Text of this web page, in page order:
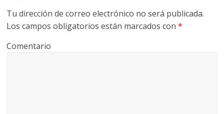
Tu dirección de correo electrónico no será publicada.
Los campos obligatorios están marcados con*
Comentario